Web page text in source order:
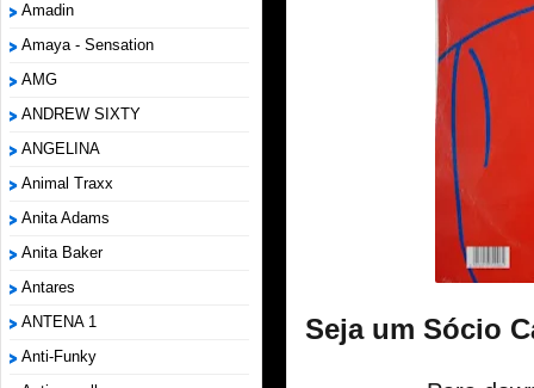
Amadin
Amaya - Sensation
AMG
ANDREW SIXTY
ANGELINA
Animal Traxx
Anita Adams
Anita Baker
Antares
ANTENA 1
Anti-Funky
Seja um Sócio